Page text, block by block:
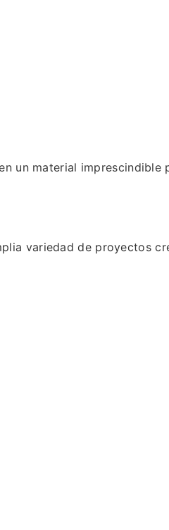
un material imprescindible
variedad de proyectos